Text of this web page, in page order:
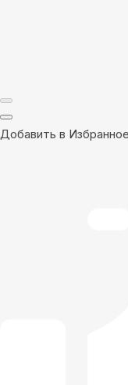
Добавить в Избранное